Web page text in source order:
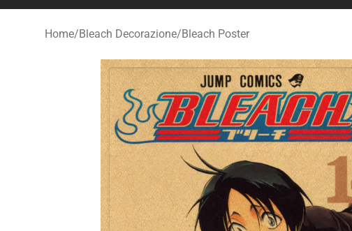
Home/Bleach Decorazione/Bleach Poster